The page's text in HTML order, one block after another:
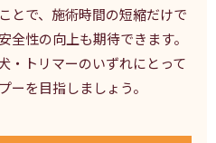
とで、施術時間の短縮だけで
全性の向上も期待できます。
・トリマーのいずれにとって
ーを目指しましょう。